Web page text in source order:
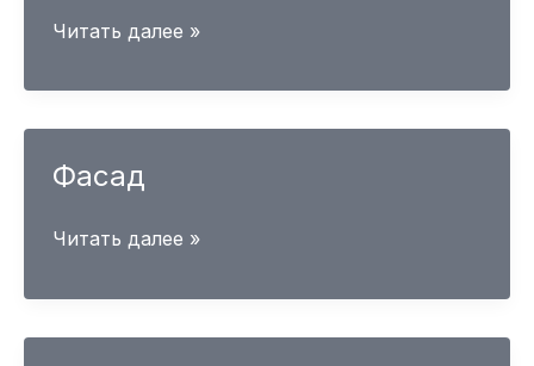
Собрание
27
марта
Читать далее »
Фасад
Фасад
Читать далее »